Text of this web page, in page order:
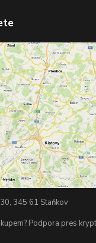
345 61 Staňkov
Podpora pres